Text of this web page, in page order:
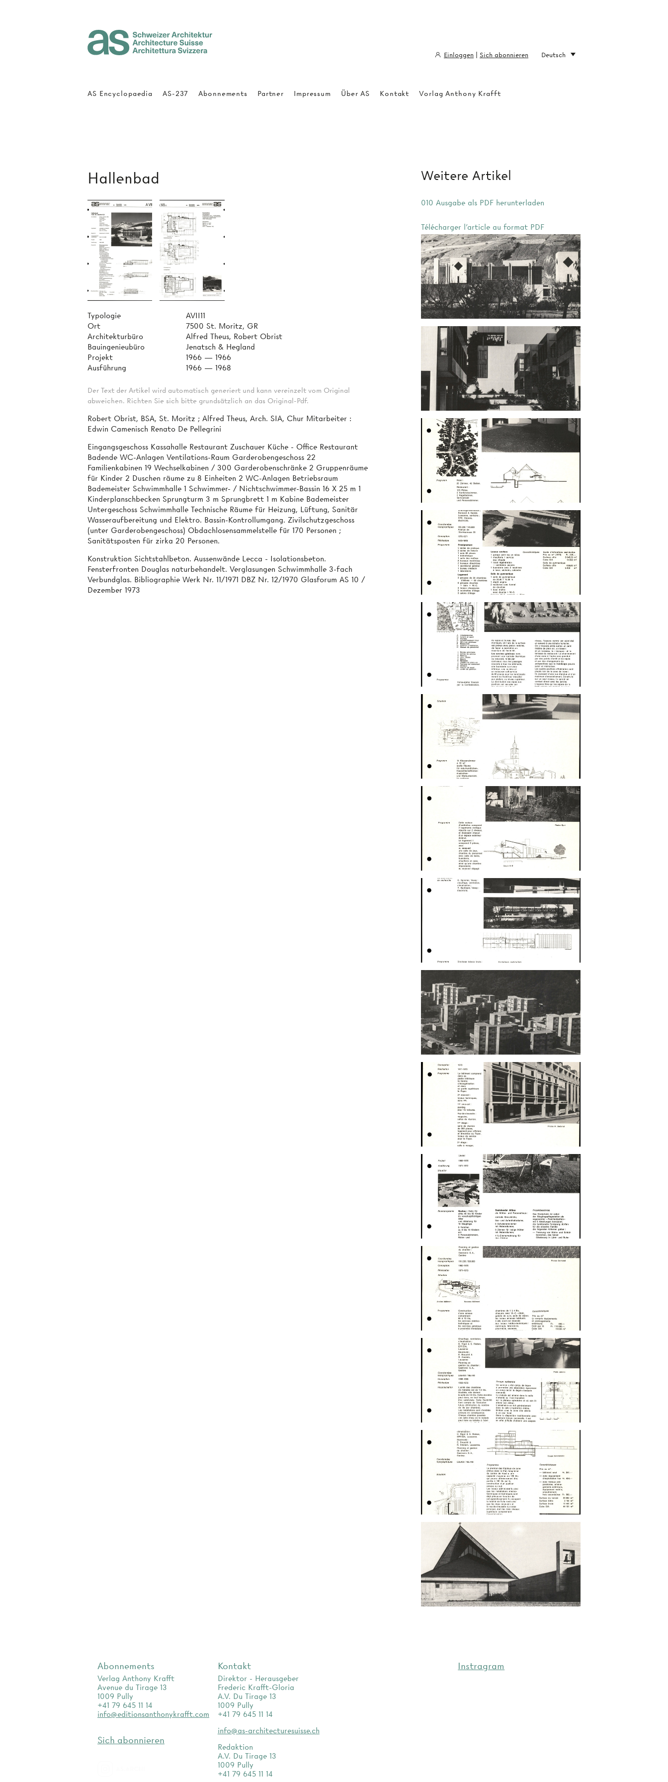
Hallenbad
Typologie
AVII11
Ort
7500 St. Moritz, GR
Architekturbüro
Alfred Theus, Robert Obrist
Bauingenieubüro
Jenatsch & Hegland
Projekt
1966 — 1966
Ausführung
1966 — 1968
Der Text der Artikel wird automatisch generiert und kann vereinzelt vom Original
abweichen. Richten Sie sich bitte grundsätzlich an das Original-Pdf.
Robert Obrist, BSA, St. Moritz ; Alfred Theus, Arch. SIA, Chur Mitarbeiter :
Edwin Camenisch Renato De Pellegrini
Eingangsgeschoss Kassahalle Restaurant Zuschauer Küche - Office Restaurant
Badende WC-Anlagen Ventilations-Raum Garderobengeschoss 22
Familienkabinen 19 Wechselkabinen / 300 Garderobenschränke 2 Gruppenräume
für Kinder 2 Duschen räume zu 8 Einheiten 2 WC-Anlagen Betriebsraum
Bademeister Schwimmhalle 1 Schwimmer- / Nichtschwimmer-Bassin 16 X 25 m 1
Kinderplanschbecken Sprungturm 3 m Sprungbrett 1 m Kabine Bademeister
Untergeschoss Schwimmhalle Technische Räume für Heizung, Lüftung, Sanitär
Wasseraufbereitung und Elektro. Bassin-Kontrollumgang. Zivilschutzgeschoss
(unter Garderobengeschoss) Obdachlosensammelstelle für 170 Personen ;
Sanitätsposten für zirka 20 Personen.
Konstruktion Sichtstahlbeton. Aussenwände Lecca - Isolationsbeton.
Fensterfronten Douglas naturbehandelt. Verglasungen Schwimmhalle 3-fach
Verbundglas. Bibliographie Werk Nr. 11/1971 DBZ Nr. 12/1970 Glasforum AS 10 /
Dezember 1973
Weitere Artikel
010 Ausgabe als PDF herunterladen
Télécharger l'article au format PDF
AS Encyclopaedia AS-237 Abonnements Partner Impressum Über AS Kontakt Vorlag Anthony Krafft
Einloggen Sich abonnieren Deutsch
Abonnements
Verlag Anthony Krafft
Avenue du Tirage 13
1009 Pully
+41 79 645 11 14
info@editionsanthonykrafft.com
Sich abonnieren
Kontakt
Direktor - Herausgeber
Frederic Krafft-Gloria
A.V. Du Tirage 13
1009 Pully
+41 79 645 11 14
info@as-architecturesuisse.ch
Redaktion
A.V. Du Tirage 13
1009 Pully
+41 79 645 11 14
Instragram